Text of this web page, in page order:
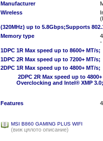
Manufacturer
Wireless
(320MHz) up to 5.8Gbps;Supports
Memory type
-
1DPC 1R Max speed up to 8600+ MT/s;
1DPC 2R Max speed up to 7200+ MT/s;
2DPC 1R Max speed up to 4800+ MT/s;
2DPC 2R Max speed up to
Overclocking and Intel® XMP
Features
MSI B860 GAMING PLUS WIFI
(виж цялото описание)